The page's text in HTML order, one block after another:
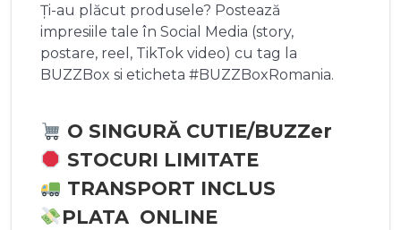
Ți-au plăcut produsele? Postează
impresiile tale în Social Media (story,
postare, reel, TikTok video) cu tag la
BUZZBox si eticheta #BUZZBoxRomania.
O SINGURĂ CUTIE/BUZZer
STOCURI LIMITATE
TRANSPORT INCLUS
PLATA ONLINE